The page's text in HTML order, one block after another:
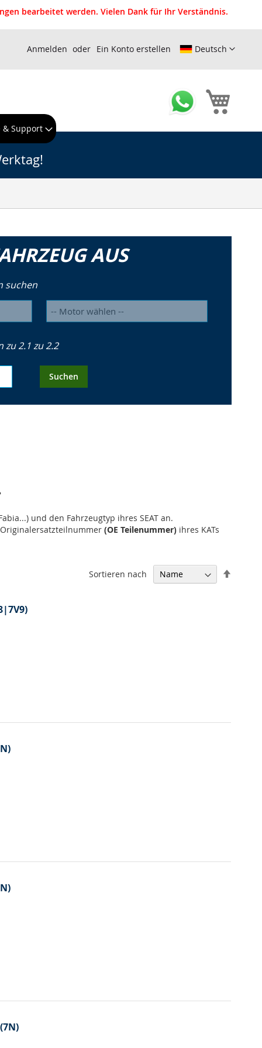
bearbeitet werden. Vielen Dank für Ihr Verständnis.
Deutsch
Anmelden Ein Konto erstellen
& Support
AUS
suchen
zu 2.1 zu 2.2
Suchen
und den Fahrzeugtyp ihres SEAT an.
Originalersatzteilnummer(OE Teilenummer) ihres KATs
Sortieren nach